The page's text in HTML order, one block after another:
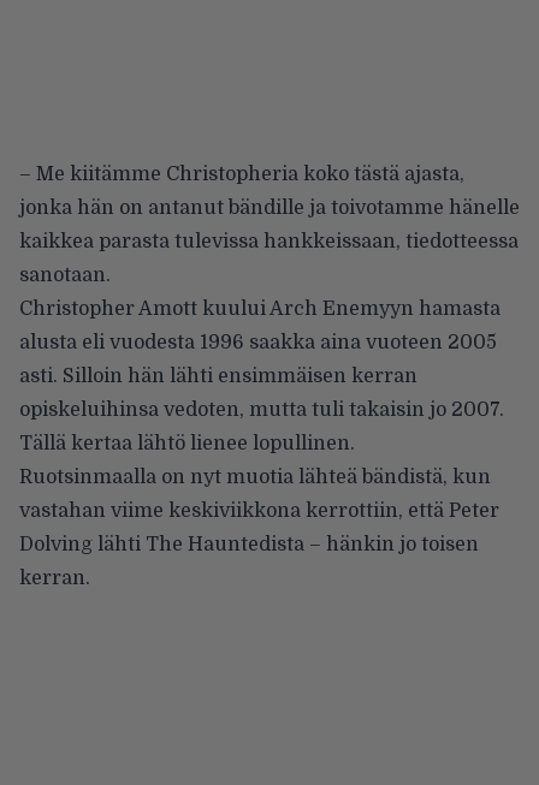
– Me kiitämme Christopheria koko tästä ajasta,
jonka hän on antanut bändille ja toivotamme hänelle
kaikkea parasta tulevissa hankkeissaan, tiedotteessa
sanotaan.
Christopher Amott kuului Arch Enemyyn hamasta
alusta eli vuodesta 1996 saakka aina vuoteen 2005
asti. Silloin hän lähti ensimmäisen kerran
opiskeluihinsa vedoten, mutta tuli takaisin jo 2007.
Tällä kertaa lähtö lienee lopullinen.
Ruotsinmaalla on nyt muotia lähteä bändistä, kun
vastahan viime keskiviikkona kerrottiin, että Peter
Dolving lähti The Hauntedista – hänkin jo toisen
kerran.